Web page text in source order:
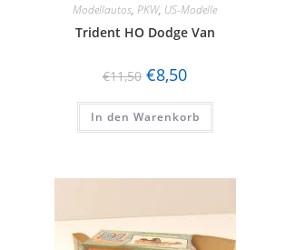
Modellautos, PKW, US-Modelle
Trident HO Dodge Van
€11,50 €8,50
In den Warenkorb